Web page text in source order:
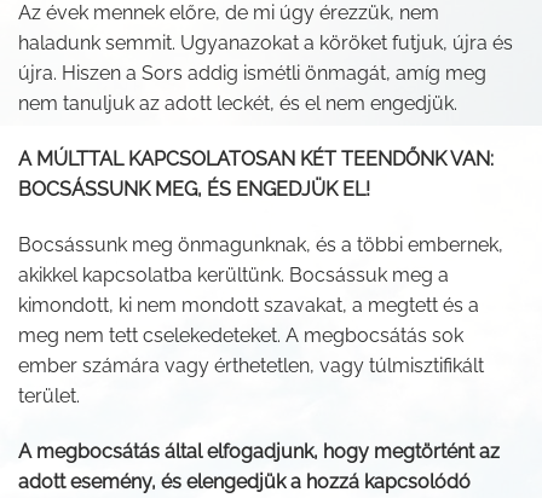
Az évek mennek előre, de mi úgy érezzük, nem
haladunk semmit. Ugyanazokat a köröket futjuk, újra és
újra. Hiszen a Sors addig ismétli önmagát, amíg meg
nem tanuljuk az adott leckét, és el nem engedjük.
A MÚLTTAL KAPCSOLATOSAN KÉT TEENDŐNK VAN:
BOCSÁSSUNK MEG, ÉS ENGEDJÜK EL!
Bocsássunk meg önmagunknak, és a többi embernek,
akikkel kapcsolatba kerültünk. Bocsássuk meg a
kimondott, ki nem mondott szavakat, a megtett és a
meg nem tett cselekedeteket. A megbocsátás sok
ember számára vagy érthetetlen, vagy túlmisztifikált
terület.
A megbocsátás által elfogadjunk, hogy megtörtént az
adott esemény, és elengedjük a hozzá kapcsolódó